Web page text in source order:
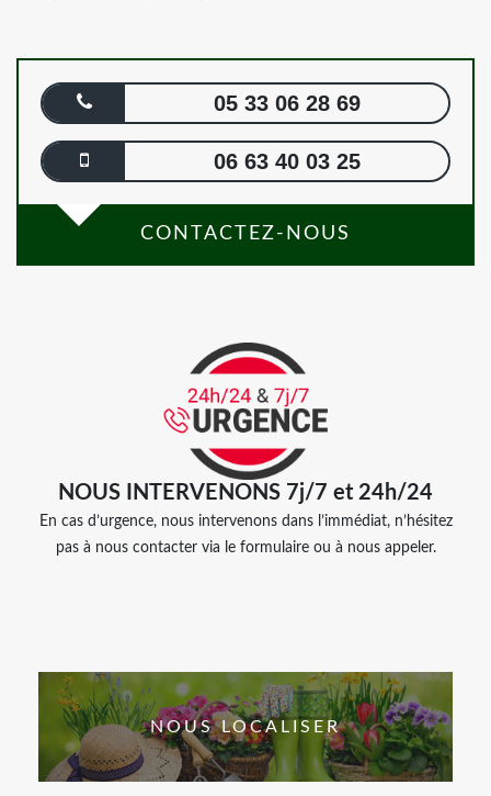
05 33 06 28 69
06 63 40 03 25
CONTACTEZ-NOUS
NOUS INTERVENONS 7j/7 et 24h/24
En cas d’urgence, nous intervenons dans l’immédiat, n’hésitez
pas à nous contacter via le formulaire ou à nous appeler.
NOUS LOCALISER